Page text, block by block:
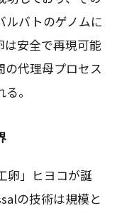
ルバトのゲノムに
は安全で再現可能
の代理母プロセス
。
卵」ヒヨコが誕
の技術は規模と